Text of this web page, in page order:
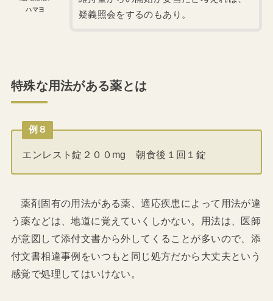
ハマヨ
疑義照会をするのもあり。
特殊な用法がある薬とは
例８
エンレスト錠２００mg 朝食後１回１錠
薬剤固有の用法がある薬、適応疾患によって用法が違
う薬などは、地道に覚えていくしかない。用法は、医師
が意図して添付文書から外してくることが多いので、添
付文書相違事例をいつもと同じ処方だから大丈夫という
感覚で処理してはいけない。